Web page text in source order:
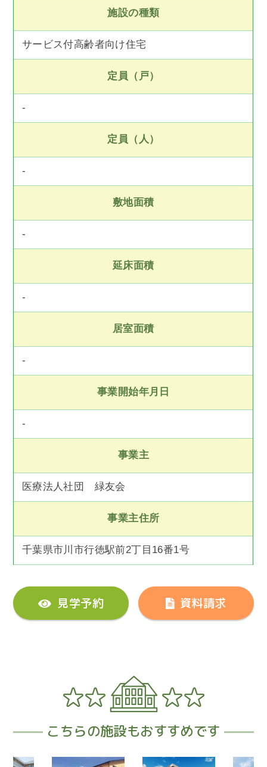
施設の種類
サービス付高齢者向け住宅
定員（戸）
-
定員（人）
-
敷地面積
-
延床面積
-
居室面積
-
事業開始年月日
-
事業主
医療法人社団 緑友会
事業主住所
千葉県市川市行徳駅前2丁目16番1号
見学予約 資料請求
こちらの施設もおすすめです